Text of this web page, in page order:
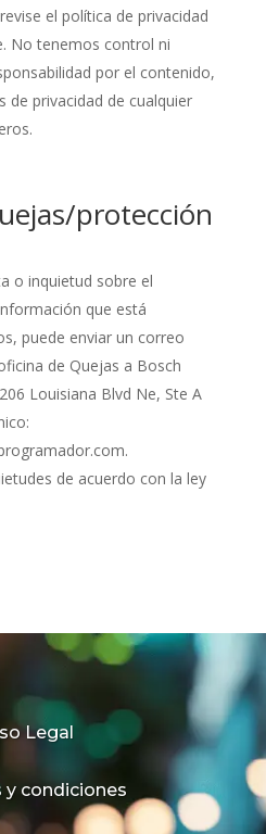
el política de privacidad
No tenemos control ni
por el contenido,
de privacidad de cualquier
protección
o inquietud sobre el
que está
puede enviar un correo
de Quejas a Bosch
Louisiana Blvd Ne, Ste A
de acuerdo con la ley
Legal
y condiciones